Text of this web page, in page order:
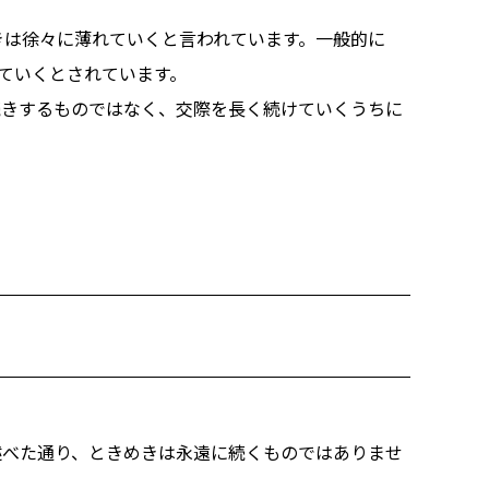
徐々に薄れていくと言われています。一般的に
くとされています。
するものではなく、交際を長く続けていくうちに
た通り、ときめきは永遠に続くものではありませ